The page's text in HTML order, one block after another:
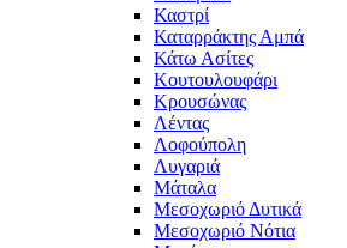
Καστρί
Καταρράκτης Αμπά
Κάτω Ασίτες
Κουτουλουφάρι
Κρουσώνας
Λέντας
Λοφούπολη
Λυγαριά
Μάταλα
Μεσοχωριό Δυτικά
Μεσοχωριό Νότια